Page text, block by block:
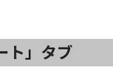
ト」タブ